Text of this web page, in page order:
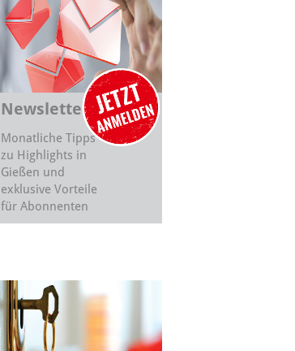
Newsletter
Monatliche Tipps
zu Highlights in
Gießen und
exklusive Vorteile
für Abonnenten